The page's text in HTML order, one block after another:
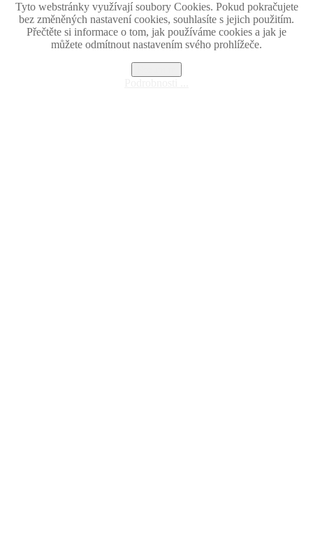
Tyto webstránky využívají soubory Cookies. Pokud pokračujete
bez změněných nastavení cookies, souhlasíte s jejich použitím.
Přečtěte si informace o tom, jak používáme cookies a jak je
můžete odmítnout nastavením svého prohlížeče.